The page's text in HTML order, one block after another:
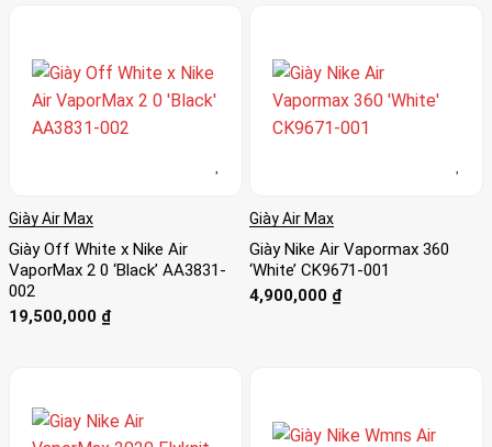
Giày Air Max
Giày Off White x Nike Air
VaporMax 2 0 ‘Black’ AA3831-
002
19,500,000 ₫
Giày Air Max
Giày Nike Air Vapormax 360
‘White’ CK9671-001
4,900,000 ₫